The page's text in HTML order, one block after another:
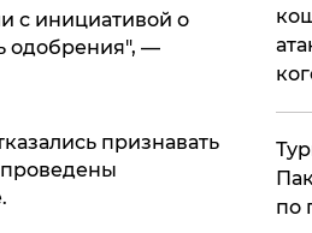
с инициативой о
одобрения", —
признавать
по